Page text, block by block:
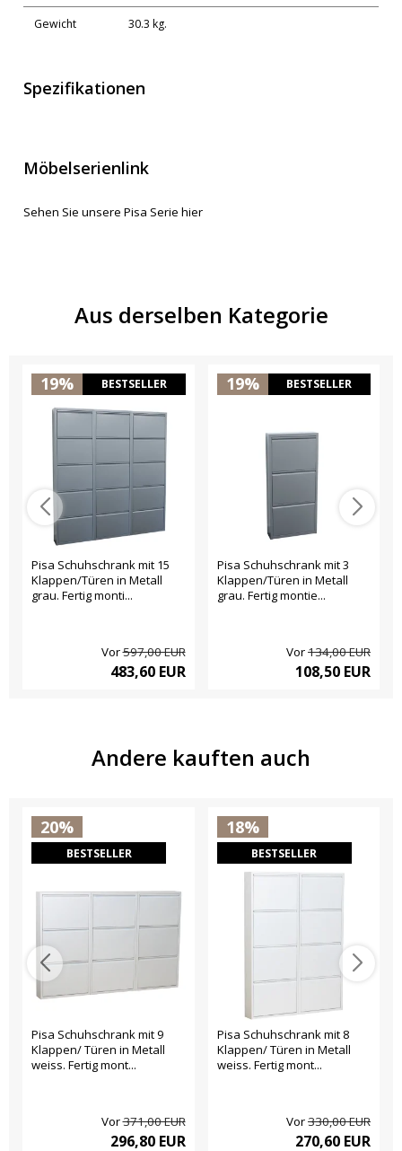
Gewicht 30.3 kg.
Spezifikationen
Möbelserienlink
Sehen Sie unsere Pisa Serie hier
Aus derselben Kategorie
19% BESTSELLER
Pisa Schuhschrank mit 15
Klappen/Türen in Metall
grau. Fertig monti...
Vor597,00 EUR
483,60 EUR
19% BESTSELLER
Pisa Schuhschrank mit 3
Klappen/Türen in Metall
grau. Fertig montie...
Vor134,00 EUR
108,50 EUR
Andere kauften auch
20%
BESTSELLER
Pisa Schuhschrank mit 9
Klappen/ Türen in Metall
weiss. Fertig mont...
Vor371,00 EUR
296,80 EUR
18%
BESTSELLER
Pisa Schuhschrank mit 8
Klappen/ Türen in Metall
weiss. Fertig mont...
Vor330,00 EUR
270,60 EUR